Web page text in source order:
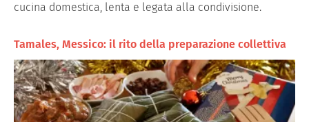
cucina domestica, lenta e legata alla condivisione.
Tamales, Messico: il rito della preparazione collettiva